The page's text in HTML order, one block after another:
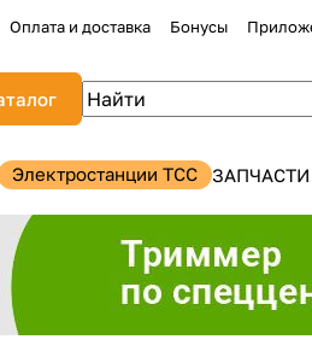
Оплата и доставка Бонусы
Электростанции TCC ЗАПЧАСТИ
Для